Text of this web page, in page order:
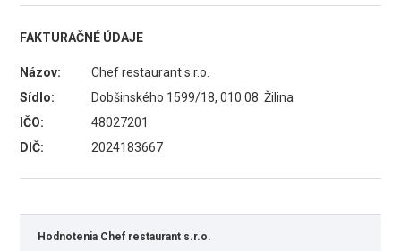
FAKTURAČNÉ ÚDAJE
Názov:
Chef restaurant s.r.o.
Sídlo:
Dobšinského 1599/18, 010 08 Žilina
IČO:
48027201
DIČ:
2024183667
Hodnotenia Chef restaurant s.r.o.